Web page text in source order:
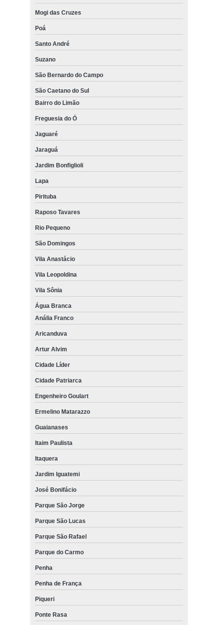
Mogi das Cruzes
Poá
Santo André
Suzano
São Bernardo do Campo
São Caetano do Sul
Bairro do Limão
Freguesia do Ó
Jaguaré
Jaraguá
Jardim Bonfiglioli
Lapa
Pirituba
Raposo Tavares
Rio Pequeno
São Domingos
Vila Anastácio
Vila Leopoldina
Vila Sônia
Água Branca
Anália Franco
Aricanduva
Artur Alvim
Cidade Líder
Cidade Patriarca
Engenheiro Goulart
Ermelino Matarazzo
Guaianases
Itaim Paulista
Itaquera
Jardim Iguatemi
José Bonifácio
Parque São Jorge
Parque São Lucas
Parque São Rafael
Parque do Carmo
Penha
Penha de França
Piqueri
Ponte Rasa